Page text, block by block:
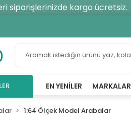
siparişlerinizde kargo ücretsiz.
EN YENILER MARKALAR
1:64 Ölçek Model Arabalar